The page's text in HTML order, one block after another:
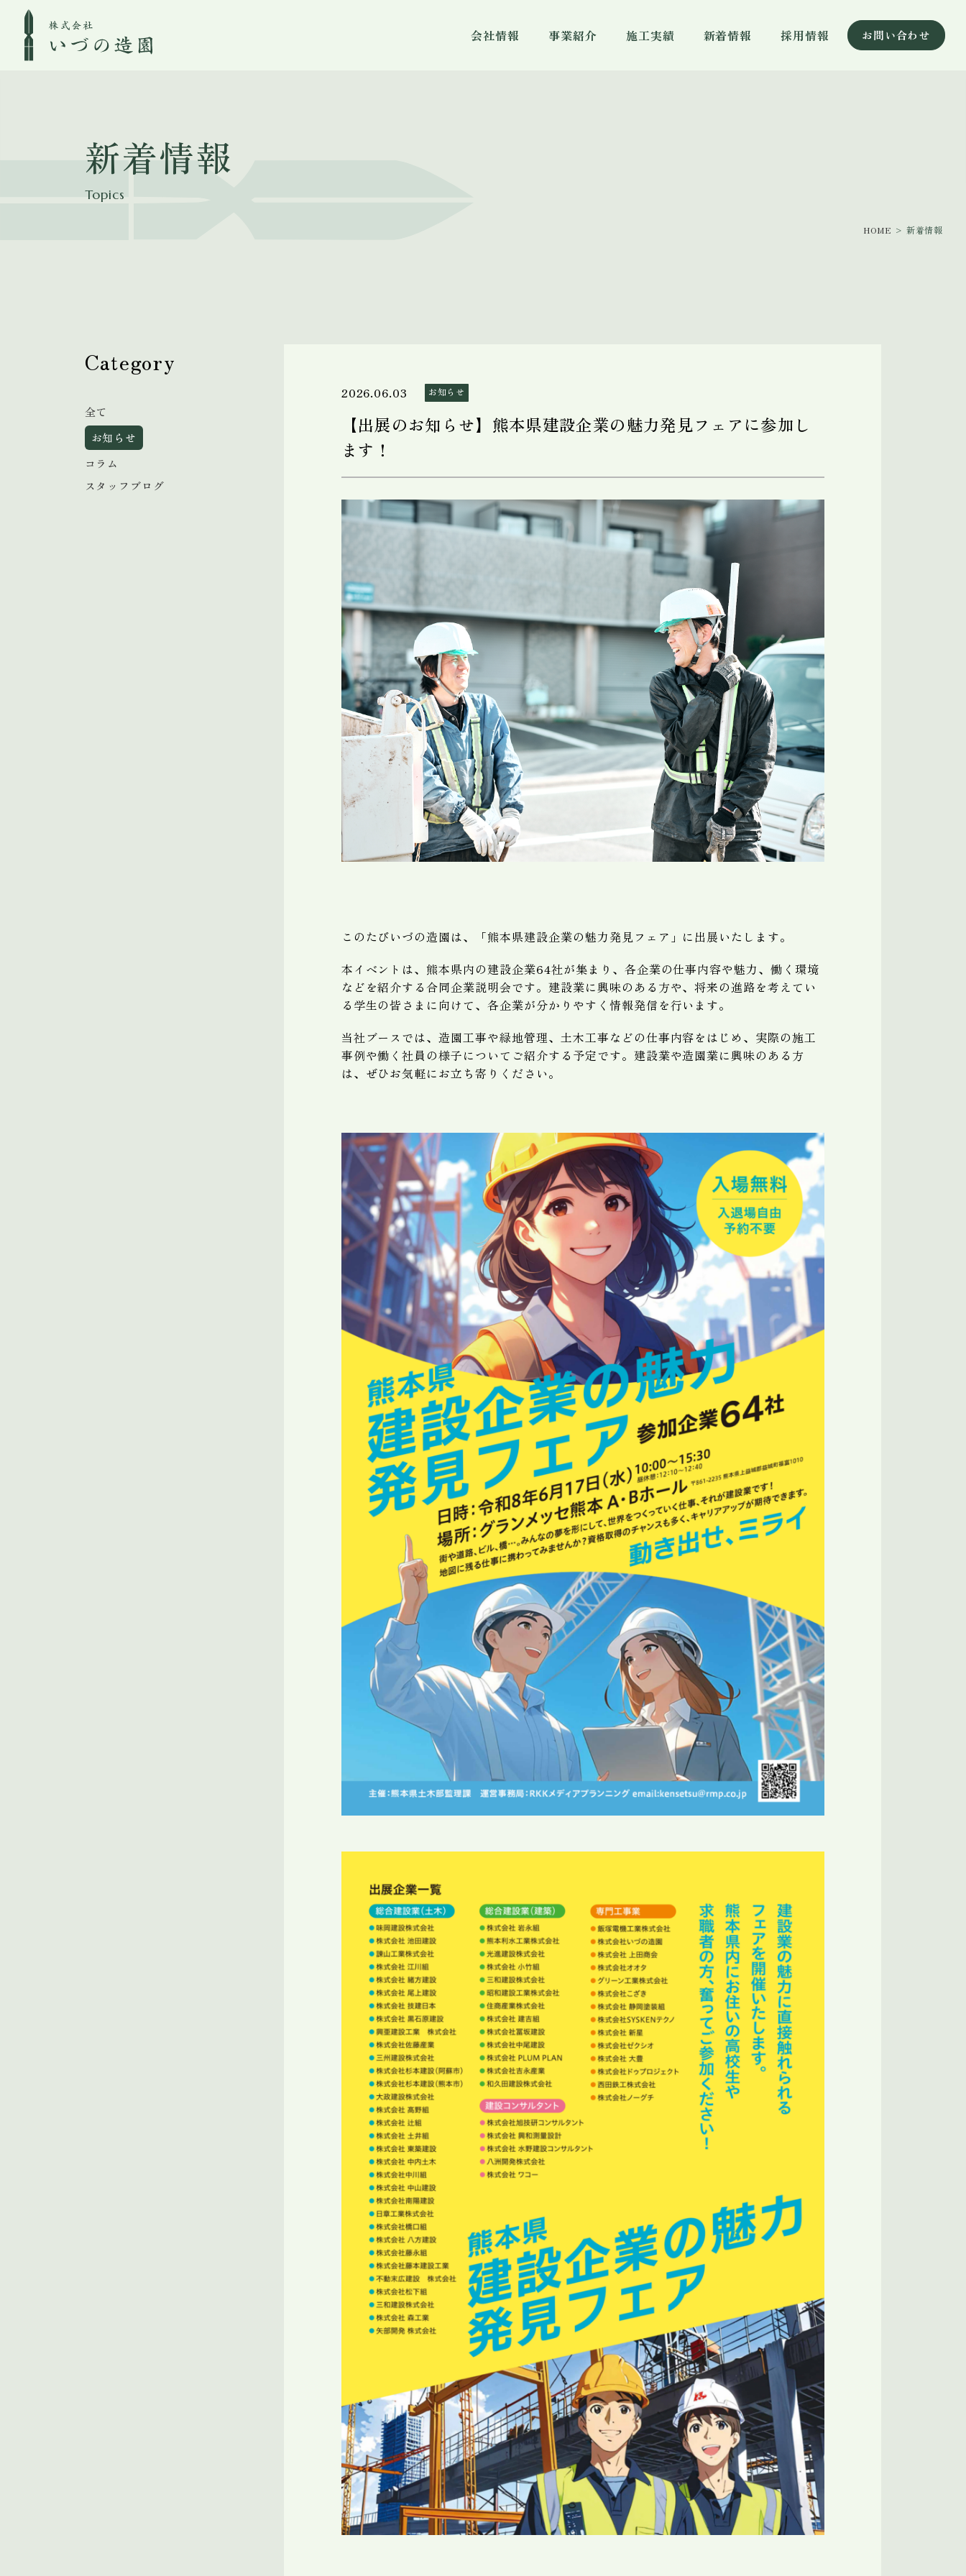
会社情報 事業紹介 施工実績 新着情報 採用情報 お問い合わせ
新着情報
Topics
HOME > 新着情報
Category
全て
お知らせ
コラム
スタッフブログ
2026.06.03 お知らせ
【出展のお知らせ】熊本県建設企業の魅力発見フェアに参加し
ます！
このたびいづの造園は、「熊本県建設企業の魅力発見フェア」に出展いたします。
本イベントは、熊本県内の建設企業64社が集まり、各企業の仕事内容や魅力、働く環境
などを紹介する合同企業説明会です。建設業に興味のある方や、将来の進路を考えてい
る学生の皆さまに向けて、各企業が分かりやすく情報発信を行います。
当社ブースでは、造園工事や緑地管理、土木工事などの仕事内容をはじめ、実際の施工
事例や働く社員の様子についてご紹介する予定です。建設業や造園業に興味のある方
は、ぜひお気軽にお立ち寄りください。